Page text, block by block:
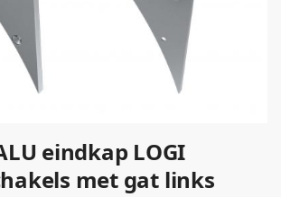
eindkap LOGI
met gat links